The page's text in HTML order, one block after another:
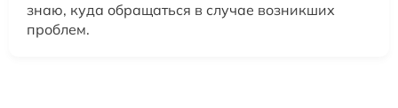
знаю, куда обращаться в случае возникших
проблем.